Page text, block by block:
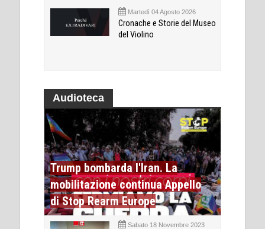
Martedì 04 Agosto 2026
Cronache e Storie del Museo
del Violino
Audioteca
Trump bombarda l'Iran. La
mobilitazione continua Appello
di Stop Rearm Europe
Sabato 18 Novembre 2023